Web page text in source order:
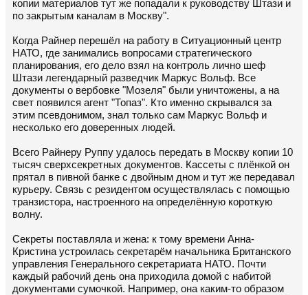
копии материалов тут же попадали к руководству Штази и
по закрытым каналам в Москву".
Когда Райнер перешёл на работу в Ситуационный центр
НАТО, где занимались вопросами стратегического
планирования, его дело взял на контроль лично шеф
Штази легендарный разведчик Маркус Вольф. Все
документы о вербовке "Мозеля" были уничтожены, а на
свет появился агент "Топаз". Кто именно скрывался за
этим псевдонимом, знал только сам Маркус Вольф и
несколько его доверенных людей.
Всего Райнеру Руппу удалось передать в Москву копии 10
тысяч сверхсекретных документов. Кассеты с плёнкой он
прятал в пивной банке с двойным дном и тут же передавал
курьеру. Связь с резидентом осуществлялась с помощью
транзистора, настроенного на определённую короткую
волну.
Секреты поставляла и жена: к тому времени Анна-
Кристина устроилась секретарём начальника Британского
управления Генерального секретариата НАТО. Почти
каждый рабочий день она приходила домой с набитой
документами сумочкой. Например, она каким-то образом